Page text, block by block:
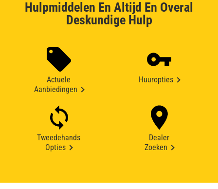
Hulpmiddelen En Altijd En Overal
Deskundige Hulp
Actuele
Aanbiedingen
Huuropties
Tweedehands
Opties
Dealer
Zoeken